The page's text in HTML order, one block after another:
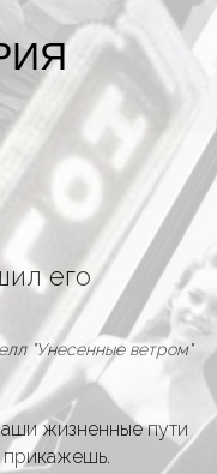
его
"Унесенные ветром"
жизненные пути
прикажешь.